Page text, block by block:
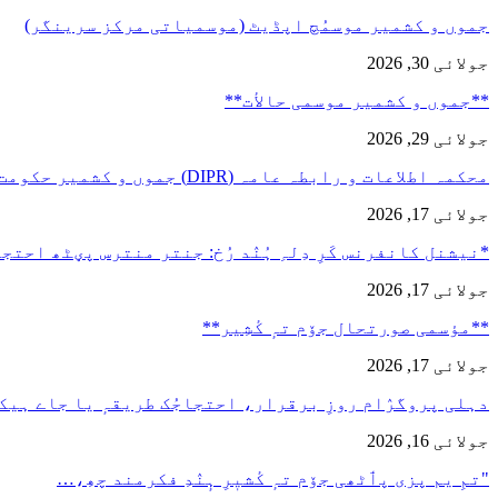
جموں و کشمیر موسمُچ اپڈیٹ (موسمیاتی مرکز سرینگر)
جولائی 30, 2026
**جموں و كشمیر موسمی حالأت**
جولائی 29, 2026
محکمہ اطلاعات و رابطہ عامہ (DIPR) جموں و کشمیر حکومت طرفہ…
جولائی 17, 2026
*نیشنل کانفرنس کَرِ دِلہِ ہُنٛد رُخ: جنتر منترس پؠٹھ
جولائی 17, 2026
**مؤسمی صورتحال جۆم تہٕ کٔشِیر**
جولائی 17, 2026
دہلی پروگرٛام روزِ برقرار، احتجاجُک طریقہٕ یا جاے
جولائی 16, 2026
"تمِ یم پزی پٲٹھی جۆم تہٕ کٔشیٖرِ ہٕنٛدِ فکرمند چھِ،…